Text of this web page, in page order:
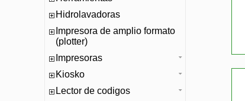
Hidrolavadoras
Impresora de amplio formato
(plotter)
Impresoras
Kiosko
Lector de codigos